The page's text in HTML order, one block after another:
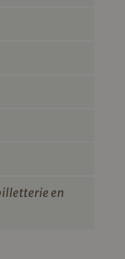
en